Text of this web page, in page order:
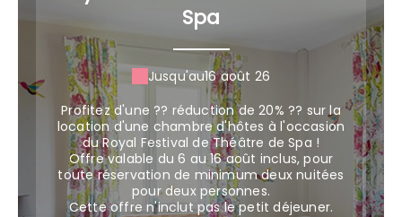
Spa
Jusqu'au16 août 26
Profitez d'une ?? réduction de 20% ?? sur la
location d'une chambre d'hôtes à l'occasion
du Royal Festival de Théâtre de Spa !
Offre valable du 6 au 16 août inclus, pour
toute réservation de minimum deux nuitées
pour deux personnes.
Cette offre n'inclut pas le petit déjeuner.